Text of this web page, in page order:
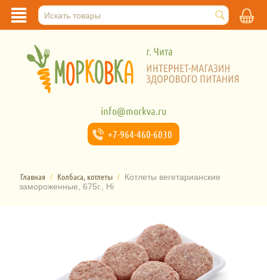
info@morkva.ru
+7-964-460-6030
Главная / Колбаса, котлеты / Котлеты вегетарианские
замороженные, 675г., Hi